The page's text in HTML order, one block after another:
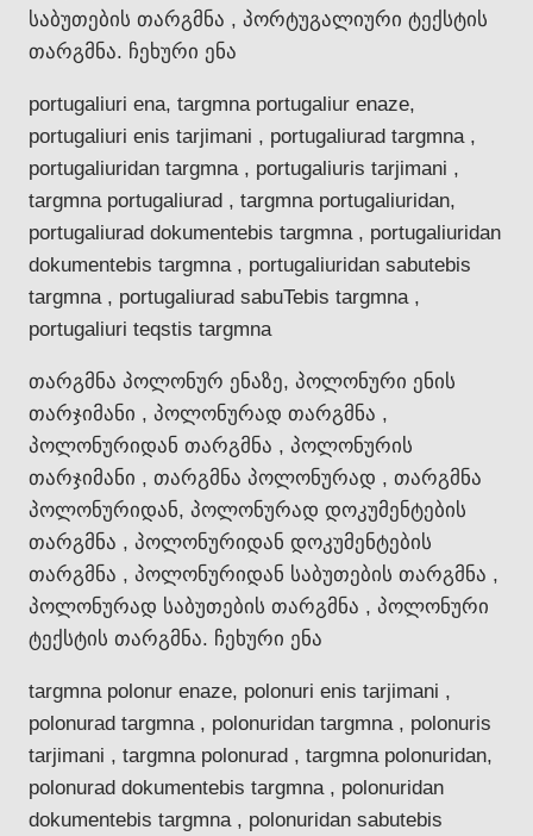
საბუთების თარგმნა , პორტუგალიური ტექსტის
თარგმნა. ჩეხური ენა
portugaliuri ena, targmna portugaliur enaze,
portugaliuri enis tarjimani , portugaliurad targmna ,
portugaliuridan targmna , portugaliuris tarjimani ,
targmna portugaliurad , targmna portugaliuridan,
portugaliurad dokumentebis targmna , portugaliuridan
dokumentebis targmna , portugaliuridan sabutebis
targmna , portugaliurad sabuTebis targmna ,
portugaliuri teqstis targmna
თარგმნა პოლონურ ენაზე, პოლონური ენის
თარჯიმანი , პოლონურად თარგმნა ,
პოლონურიდან თარგმნა , პოლონურის
თარჯიმანი , თარგმნა პოლონურად , თარგმნა
პოლონურიდან, პოლონურად დოკუმენტების
თარგმნა , პოლონურიდან დოკუმენტების
თარგმნა , პოლონურიდან საბუთების თარგმნა ,
პოლონურად საბუთების თარგმნა , პოლონური
ტექსტის თარგმნა. ჩეხური ენა
targmna polonur enaze, polonuri enis tarjimani ,
polonurad targmna , polonuridan targmna , polonuris
tarjimani , targmna polonurad , targmna polonuridan,
polonurad dokumentebis targmna , polonuridan
dokumentebis targmna , polonuridan sabutebis